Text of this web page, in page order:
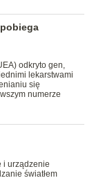
odkryto gen,
lekarstwami
się
numerze
i urządzenie
światłem